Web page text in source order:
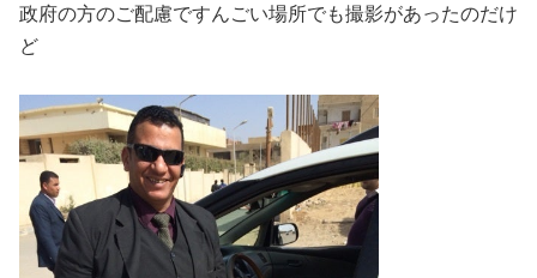
政府の方のご配慮ですんごい場所でも撮影があったのだけ
ど